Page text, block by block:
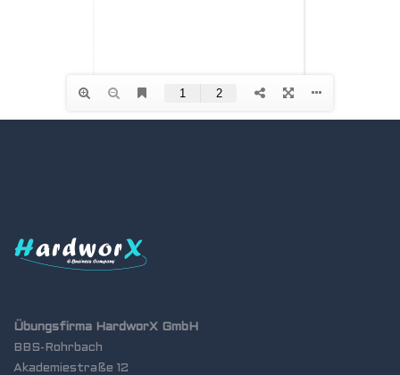
Übungsfirma HardworX GmbH
BBS-Rohrbach
Akademiestraße 12